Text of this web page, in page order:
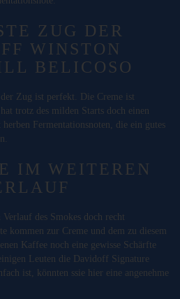
ZUG DER
WINSTON
BELICOSO
Zug ist perfekt. Die Creme ist
trotz des milden Starts doch einen
Fermentationsnoten, die ein gutes
IM WEITEREN
des Smokes doch recht
kommen zur Creme und dem zu diesem
Kaffee noch eine gewisse Schärfte
Leuten die Davidoff Signature
ist, könnten ssie hier eine angenehme